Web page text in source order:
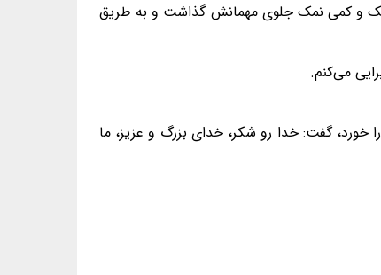
خشک و کمی نمک جلوی مهمانش گذاشت و به طریق
می‌کنم.
خورد، گفت: خدا رو شکر، خدای بزرگ و عزیز، ما